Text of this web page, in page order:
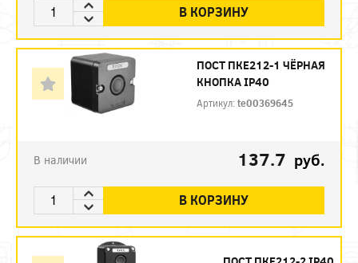
В КОРЗИНУ
ПОСТ ПКЕ212-1 ЧЁРНАЯ
КНОПКА IP40
Артикул:te00369645
В наличии 137.7 руб.
В КОРЗИНУ